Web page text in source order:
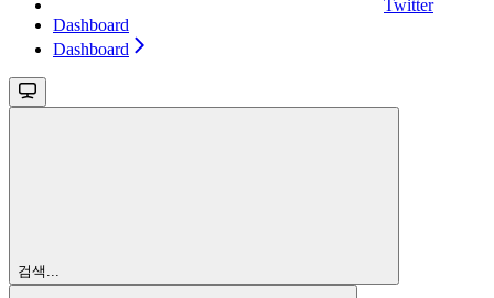
Twitter
Dashboard
Dashboard
검색...